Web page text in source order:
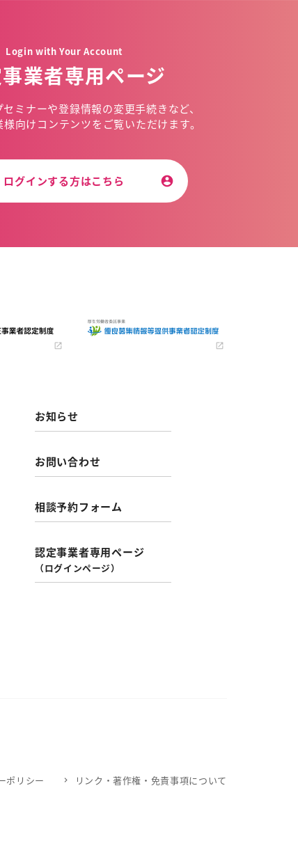
Login with Your Account
業者専用ページ
セミナーや登録情報の変更手続きなど、
向けコンテンツを ご覧いただけます。
ログインする方はこちら
お知らせ
お問い合わせ
相談予約フォーム
認定事業者専用ページ
（ログインページ）
ポリシー リンク・著作権・免責事項について